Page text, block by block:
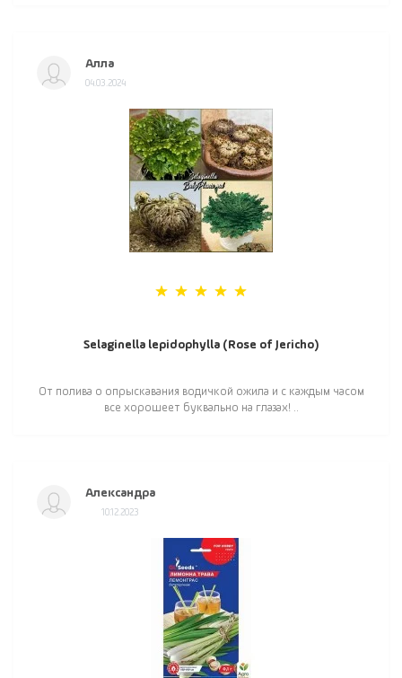
Алла
04.03.2024
Selaginella lepidophylla (Rose of Jericho)
От полива о опрыскавания водичкой ожила и с каждым часом
все хорошеет буквально на глазах! ..
Александра
10.12.2023